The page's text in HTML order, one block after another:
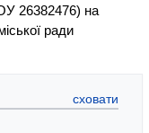
26382476) на
ради